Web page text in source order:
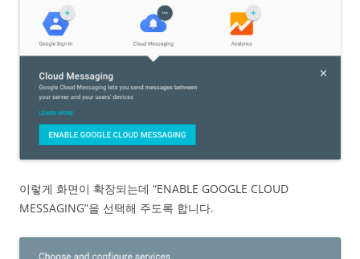
이렇게 화면이 확장되는데 “ENABLE GOOGLE CLOUD
MESSAGING”을 선택해 주도록 합니다.